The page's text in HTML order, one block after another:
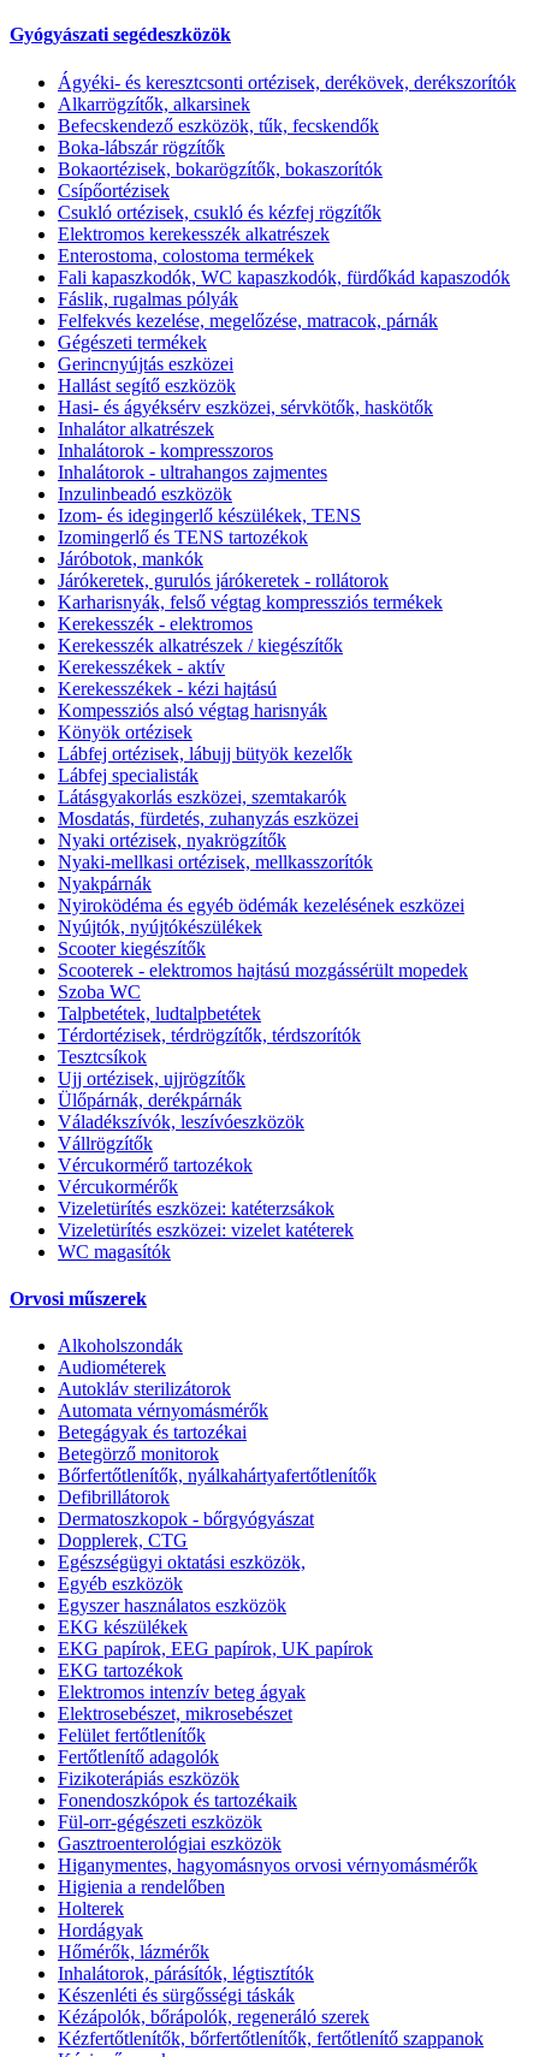
Gyógyászati segédeszközök
Ágyéki- és keresztcsonti ortézisek, derékövek, derékszorítók
Alkarrögzítők, alkarsinek
Befecskendező eszközök, tűk, fecskendők
Boka-lábszár rögzítők
Bokaortézisek, bokarögzítők, bokaszorítók
Csípőortézisek
Csukló ortézisek, csukló és kézfej rögzítők
Elektromos kerekesszék alkatrészek
Enterostoma, colostoma termékek
Fali kapaszkodók, WC kapaszkodók, fürdőkád kapaszodók
Fáslik, rugalmas pólyák
Felfekvés kezelése, megelőzése, matracok, párnák
Gégészeti termékek
Gerincnyújtás eszközei
Hallást segítő eszközök
Hasi- és ágyéksérv eszközei, sérvkötők, haskötők
Inhalátor alkatrészek
Inhalátorok - kompresszoros
Inhalátorok - ultrahangos zajmentes
Inzulinbeadó eszközök
Izom- és idegingerlő készülékek, TENS
Izomingerlő és TENS tartozékok
Járóbotok, mankók
Járókeretek, gurulós járókeretek - rollátorok
Karharisnyák, felső végtag kompressziós termékek
Kerekesszék - elektromos
Kerekesszék alkatrészek / kiegészítők
Kerekesszékek - aktív
Kerekesszékek - kézi hajtású
Kompessziós alsó végtag harisnyák
Könyök ortézisek
Lábfej ortézisek, lábujj bütyök kezelők
Lábfej specialisták
Látásgyakorlás eszközei, szemtakarók
Mosdatás, fürdetés, zuhanyzás eszközei
Nyaki ortézisek, nyakrögzítők
Nyaki-mellkasi ortézisek, mellkasszorítók
Nyakpárnák
Nyiroködéma és egyéb ödémák kezelésének eszközei
Nyújtók, nyújtókészülékek
Scooter kiegészítők
Scooterek - elektromos hajtású mozgássérült mopedek
Szoba WC
Talpbetétek, ludtalpbetétek
Térdortézisek, térdrögzítők, térdszorítók
Tesztcsíkok
Ujj ortézisek, ujjrögzítők
Ülőpárnák, derékpárnák
Váladékszívók, leszívóeszközök
Vállrögzítők
Vércukormérő tartozékok
Vércukormérők
Vizeletürítés eszközei: katéterzsákok
Vizeletürítés eszközei: vizelet katéterek
WC magasítók
Orvosi műszerek
Alkoholszondák
Audiométerek
Autokláv sterilizátorok
Automata vérnyomásmérők
Betegágyak és tartozékai
Betegörző monitorok
Bőrfertőtlenítők, nyálkahártyafertőtlenítők
Defibrillátorok
Dermatoszkopok - bőrgyógyászat
Dopplerek, CTG
Egészségügyi oktatási eszközök,
Egyéb eszközök
Egyszer használatos eszközök
EKG készülékek
EKG papírok, EEG papírok, UK papírok
EKG tartozékok
Elektromos intenzív beteg ágyak
Elektrosebészet, mikrosebészet
Felület fertőtlenítők
Fertőtlenítő adagolók
Fizikoterápiás eszközök
Fonendoszkópok és tartozékaik
Fül-orr-gégészeti eszközök
Gasztroenterológiai eszközök
Higanymentes, hagyomásnyos orvosi vérnyomásmérők
Higienia a rendelőben
Holterek
Hordágyak
Hőmérők, lázmérők
Inhalátorok, párásítók, légtisztítók
Készenléti és sürgősségi táskák
Kézápolók, bőrápolók, regeneráló szerek
Kézfertőtlenítők, bőrfertőtlenítők, fertőtlenítő szappanok